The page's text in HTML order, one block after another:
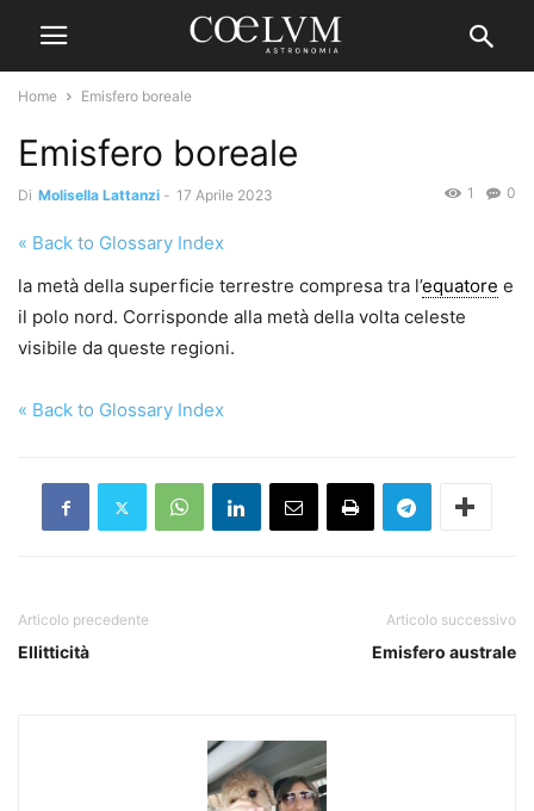
Home Emisfero boreale
Emisfero boreale
Di Molisella Lattanzi - 17 Aprile 2023 0
1
« Back to Glossary Index
la metà della superficie terrestre compresa tra l’equatore e
il polo nord. Corrisponde alla metà della volta celeste
visibile da queste regioni.
« Back to Glossary Index
Articolo precedente
Ellitticità
Articolo successivo
Emisfero australe